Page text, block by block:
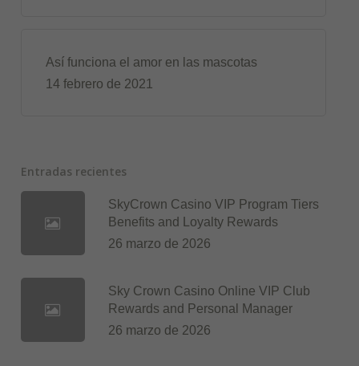
Así funciona el amor en las mascotas
14 febrero de 2021
Entradas recientes
SkyCrown Casino VIP Program Tiers
Benefits and Loyalty Rewards
26 marzo de 2026
Sky Crown Casino Online VIP Club
Rewards and Personal Manager
26 marzo de 2026